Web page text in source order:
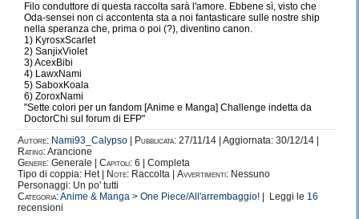
Filo conduttore di questa raccolta sarà l'amore. Ebbene sì, visto che
Oda-sensei non ci accontenta sta a noi fantasticare sulle nostre ship
nella speranza che, prima o poi (?), diventino canon.
1) KyrosxScarlet
2) SanjixViolet
3) AcexBibi
4) LawxNami
5) SaboxKoala
6) ZoroxNami
"Sette colori per un fandom [Anime e Manga] Challenge indetta da
DoctorChi sul forum di EFP"
Autore: Nami93_Calypso Pubblicata: 27/11/14 | Aggiornata: 30/12/14 |
Rating:Arancione
Genere: Generale | Capitoli: 6 | Completa
Tipo di coppia: Het |
Note: Raccolta | Avvertimenti: Nessuno
Personaggi: Un po' tutti
Categoria:Anime & Manga > One Piece/All'arrembaggio! | Leggi le 16
recensioni